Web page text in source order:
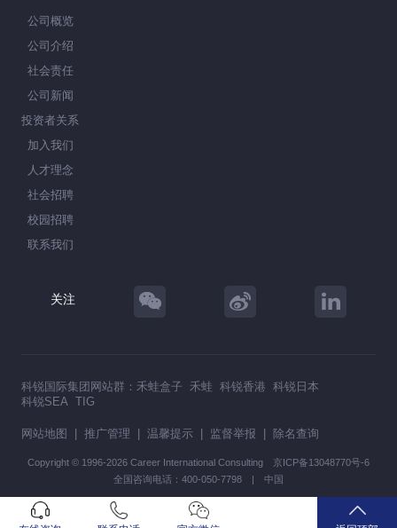
公司概览
公司介绍
社会责任
公司新闻
投资者关系
加入我们
人才理念
社会招聘
校园招聘
联系我们
关注
科锐国际集团网站群： 禾蛙盒子 禾蛙 科锐香港 科锐日本
科锐SEA TIG
网站地图 推广管理 温馨提示 监督举报 除名查询
Copyright © 1996-2026 Career International Consulting 京ICP备13048770号-6
全国咨询电话：400-050-7798 | 中国